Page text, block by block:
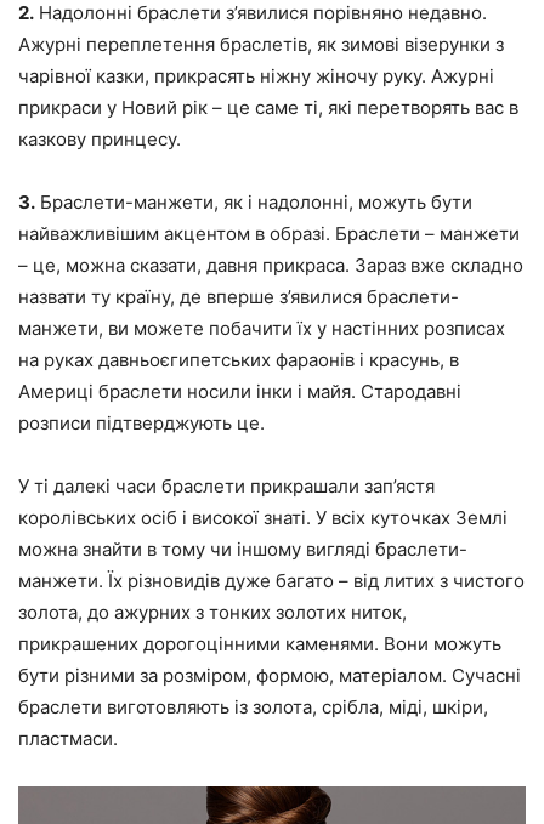
2. Надолонні браслети з’явилися порівняно недавно.
Ажурні переплетення браслетів, як зимові візерунки з
чарівної казки, прикрасять ніжну жіночу руку. Ажурні
прикраси у Новий рік – це саме ті, які перетворять вас в
казкову принцесу.
3. Браслети-манжети, як і надолонні, можуть бути
найважливішим акцентом в образі. Браслети – манжети
– це, можна сказати, давня прикраса. Зараз вже складно
назвати ту країну, де вперше з’явилися браслети-
манжети, ви можете побачити їх у настінних розписах
на руках давньоєгипетських фараонів і красунь, в
Америці браслети носили інки і майя. Стародавні
розписи підтверджують це.
У ті далекі часи браслети прикрашали зап’ястя
королівських осіб і високої знаті. У всіх куточках Землі
можна знайти в тому чи іншому вигляді браслети-
манжети. Їх різновидів дуже багато – від литих з чистого
золота, до ажурних з тонких золотих ниток,
прикрашених дорогоцінними каменями. Вони можуть
бути різними за розміром, формою, матеріалом. Сучасні
браслети виготовляють із золота, срібла, міді, шкіри,
пластмаси.